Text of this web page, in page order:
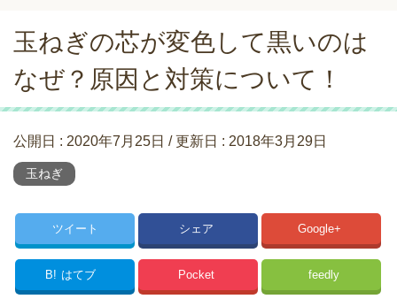
玉ねぎの芯が変色して黒いのは
なぜ？原因と対策について！
公開日 : 2020年7月25日 / 更新日 : 2018年3月29日
玉ねぎ
ツイート シェア Google+
B! はてブ Pocket feedly